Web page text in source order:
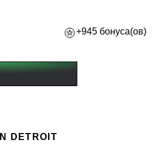
+945 бонуса(ов)
DETROIT